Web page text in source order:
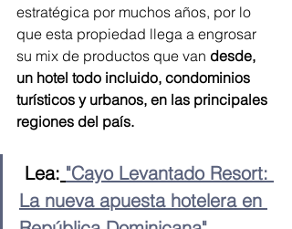
estratégica por muchos años, por lo
que esta propiedad llega a engrosar
su mix de productos que van desde,
un hotel todo incluido, condominios
turísticos y urbanos, en las principales
regiones del país.
Lea: "Cayo Levantado Resort:
La nueva apuesta hotelera en